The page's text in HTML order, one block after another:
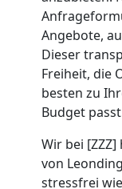
Angebote,
Dieser
Freiheit, die
besten zu
Budget
Wir bei
von
stressfrei
Umzug
Umzug